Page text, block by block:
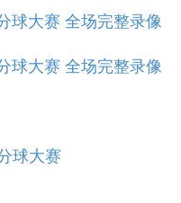
球大赛 全场完整录像
球大赛 全场完整录像
球大赛